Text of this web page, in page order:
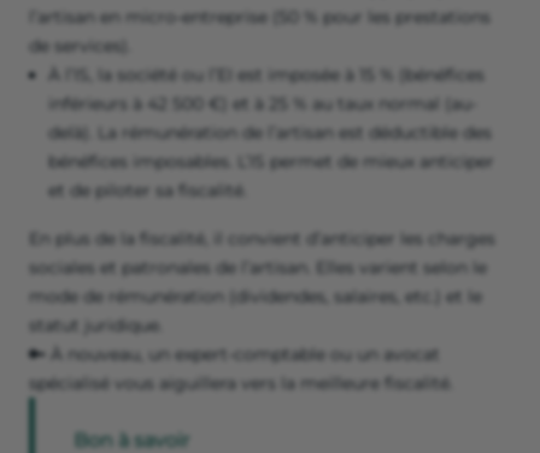
l’artisan en micro-entreprise (50 % pour les prestations
de services).
À l’IS, la société ou l’EI est imposée à 15 % (bénéfices
inférieurs à 42 500 €) et à 25 % au taux normal (au-
delà). La rémunération de l’artisan est déductible des
bénéfices imposables. L’IS permet de mieux anticiper
et de piloter sa fiscalité.
En plus de la fiscalité, il convient d’anticiper les charges
sociales et patronales de l’artisan. Elles varient selon le
mode de rémunération (dividendes, salaires, etc.) et le
statut juridique.
🔑 À nouveau, un expert-comptable ou un avocat
spécialisé vous aiguillera vers la meilleure fiscalité.
Bon à savoir